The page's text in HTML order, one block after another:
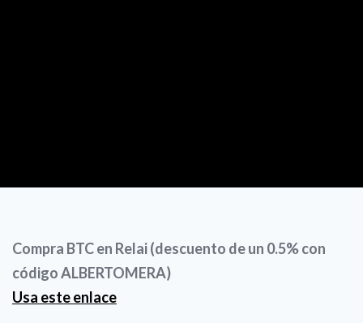
Compra BTC en Relai (descuento de un 0.5% con
código ALBERTOMERA)
Usa este enlace